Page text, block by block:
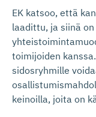
EK katsoo, että
laadittu, ja siinä
toimijoiden
sidosryhmille
keinoilla, joita on